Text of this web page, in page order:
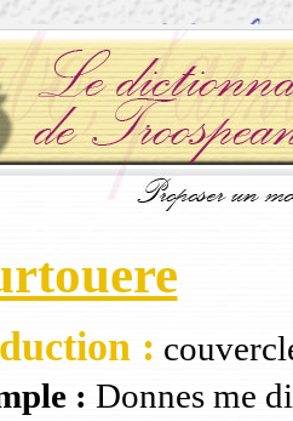
:
: Donnes me